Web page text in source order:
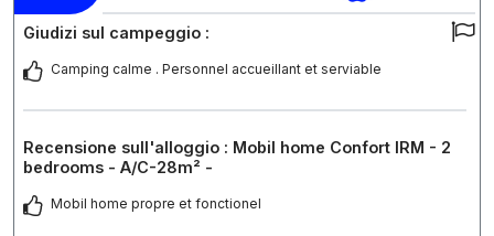
Giudizi sul campeggio :
Camping calme . Personnel accueillant et serviable
Recensione sull'alloggio : Mobil home Confort IRM - 2
bedrooms - A/C-28m² -
Mobil home propre et fonctionel